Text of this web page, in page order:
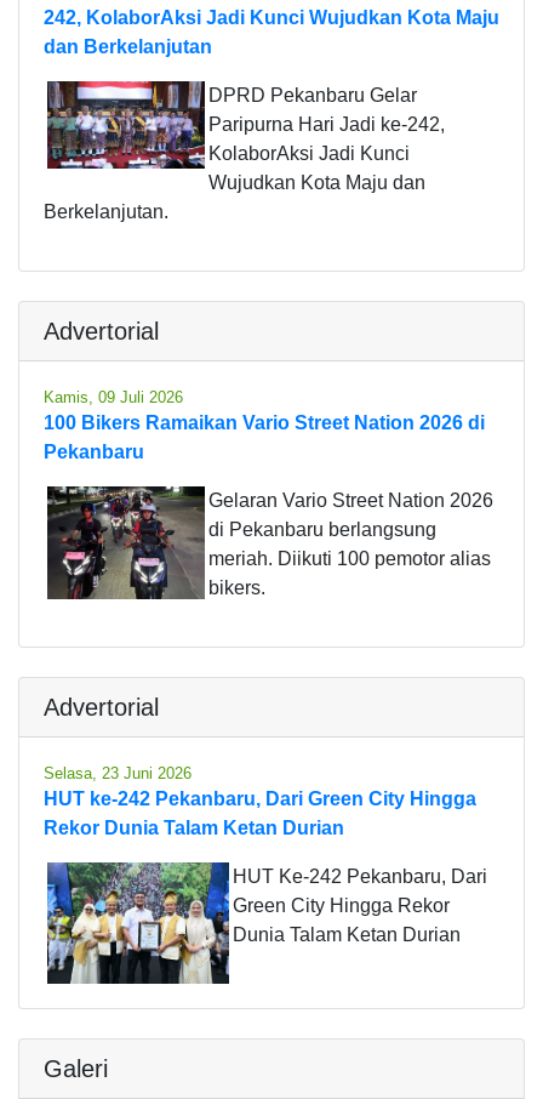
242, KolaborAksi Jadi Kunci Wujudkan Kota Maju
dan Berkelanjutan
DPRD Pekanbaru Gelar
Paripurna Hari Jadi ke-242,
KolaborAksi Jadi Kunci
Wujudkan Kota Maju dan
Berkelanjutan.
Advertorial
Kamis, 09 Juli 2026
100 Bikers Ramaikan Vario Street Nation 2026 di
Pekanbaru
Gelaran Vario Street Nation 2026
di Pekanbaru berlangsung
meriah. Diikuti 100 pemotor alias
bikers.
Advertorial
Selasa, 23 Juni 2026
HUT ke-242 Pekanbaru, Dari Green City Hingga
Rekor Dunia Talam Ketan Durian
HUT Ke-242 Pekanbaru, Dari
Green City Hingga Rekor
Dunia Talam Ketan Durian
Galeri